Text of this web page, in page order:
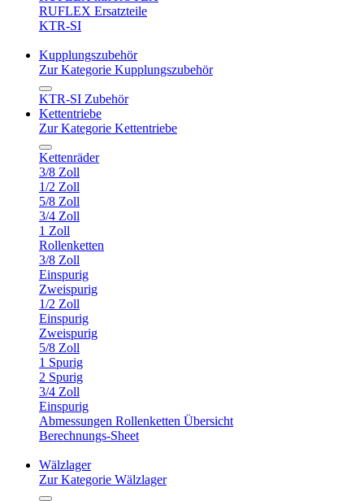
RUFLEX Ersatzteile
KTR-SI
Kupplungszubehör
Zur Kategorie Kupplungszubehör
KTR-SI Zubehör
Kettentriebe
Zur Kategorie Kettentriebe
Kettenräder
3/8 Zoll
1/2 Zoll
5/8 Zoll
3/4 Zoll
1 Zoll
Rollenketten
3/8 Zoll
Einspurig
Zweispurig
1/2 Zoll
Einspurig
Zweispurig
5/8 Zoll
1 Spurig
2 Spurig
3/4 Zoll
Einspurig
Abmessungen Rollenketten Übersicht
Berechnungs-Sheet
Wälzlager
Zur Kategorie Wälzlager